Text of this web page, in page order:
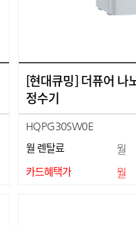
[현대큐밍] 더퓨어 나
정수기
HQPG30SW0E
월 렌탈료 월
카드혜택가 월